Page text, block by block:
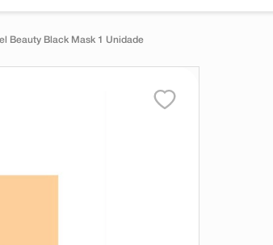
Beauty Black Mask 1 Unidade